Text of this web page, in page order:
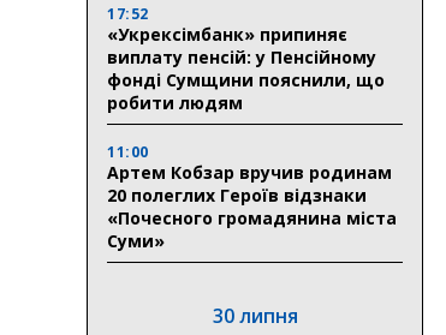
17:52
«Укрексімбанк» припиняє
виплату пенсій: у Пенсійному
фонді Сумщини пояснили, що
робити людям
11:00
Артем Кобзар вручив родинам
20 полеглих Героїв відзнаки
«Почесного громадянина міста
Суми»
30 липня